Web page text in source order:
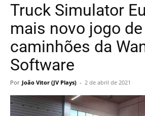
Truck Simulator
mais novo jogo de
caminhões da
Software
Por João Vitor (JV Plays) - 2 de abril de 2021